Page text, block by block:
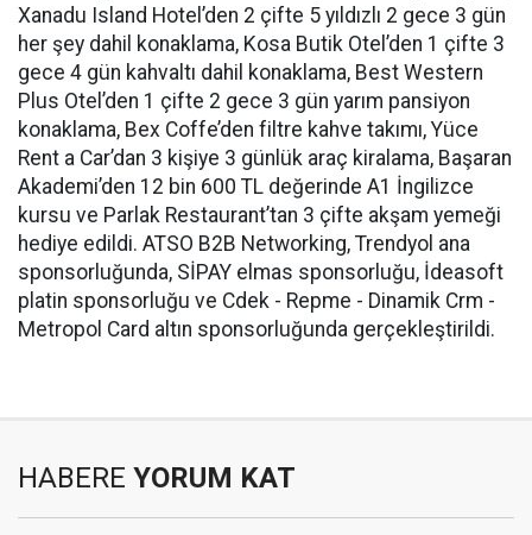
Xanadu Island Hotel’den 2 çifte 5 yıldızlı 2 gece 3 gün
her şey dahil konaklama, Kosa Butik Otel’den 1 çifte 3
gece 4 gün kahvaltı dahil konaklama, Best Western
Plus Otel’den 1 çifte 2 gece 3 gün yarım pansiyon
konaklama, Bex Coffe’den filtre kahve takımı, Yüce
Rent a Car’dan 3 kişiye 3 günlük araç kiralama, Başaran
Akademi’den 12 bin 600 TL değerinde A1 İngilizce
kursu ve Parlak Restaurant’tan 3 çifte akşam yemeği
hediye edildi. ATSO B2B Networking, Trendyol ana
sponsorluğunda, SİPAY elmas sponsorluğu, İdeasoft
platin sponsorluğu ve Cdek - Repme - Dinamik Crm -
Metropol Card altın sponsorluğunda gerçekleştirildi.
HABERE YORUM KAT